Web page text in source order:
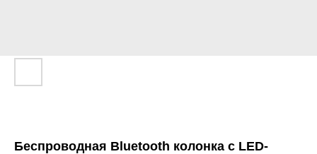
Беспроводная Bluetooth колонка с LED-